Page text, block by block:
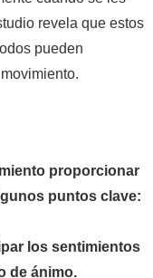
revela que estos
pueden
proporcionar
puntos clave:
los sentimientos
de ánimo.